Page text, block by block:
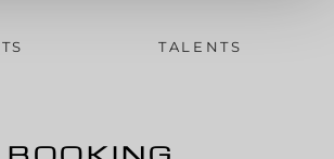
TALENTS